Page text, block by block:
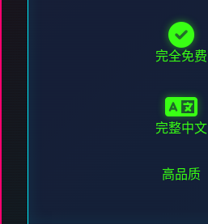
完全免费
完整中文
高品质